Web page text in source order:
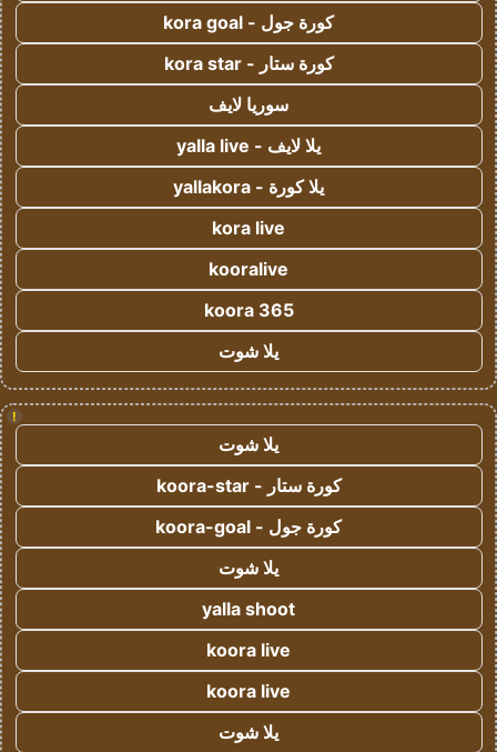
كورة جول - kora goal
كورة ستار - kora star
سوريا لايف
يلا لايف - yalla live
يلا كورة - yallakora
kora live
kooralive
koora 365
يلا شوت
!
يلا شوت
كورة ستار - koora-star
كورة جول - koora-goal
يلا شوت
yalla shoot
koora live
koora live
يلا شوت